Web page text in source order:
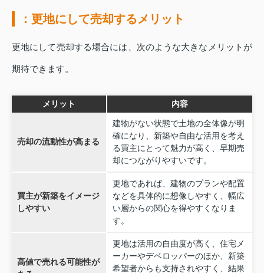
：更地にして売却するメリット
更地にして売却する場合には、次のような大きなメリットが
期待できます。
メリット 内容
売却の流動性が高まる
建物がない状態で土地の全体像が明
確になり、新築や自由な活用を考え
る買主にとって魅力が高く、早期売
却につながりやすいです。
買主が新築をイメージ
しやすい
更地であれば、建物のプランや配置
などを具体的に想像しやすく、幅広
い層からの関心を得やすくなりま
す。
高値で売れる可能性が
更地は活用の自由度が高く、住宅メ
ーカーやデベロッパーのほか、新築
希望者からも支持されやすく、結果